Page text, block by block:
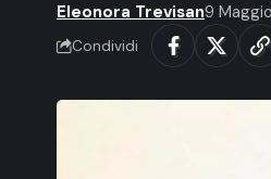
Eleonora Trevisan9
Condividi